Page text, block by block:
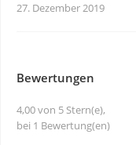
27. Dezember 2019
Bewertungen
4,00 von 5 Stern(e),
bei 1 Bewertung(en)